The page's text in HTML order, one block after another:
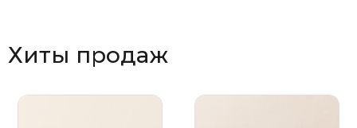
Хиты продаж